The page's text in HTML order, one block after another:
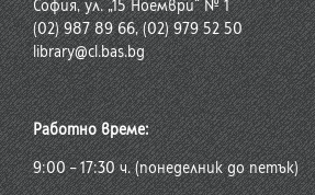
София, ул. „15 Ноември“ № 1
(02) 987 89 66, (02) 979 52 50
library@cl.bas.bg
Работно време:
9:00 – 17:30 ч. (понеделник до петък)